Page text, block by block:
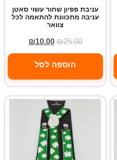
עניבת פפיון שחור עשוי סאטן
עניבה מתכוונת להתאמה לכל
צוואר
₪25.00
₪10.00
הוספה לסל